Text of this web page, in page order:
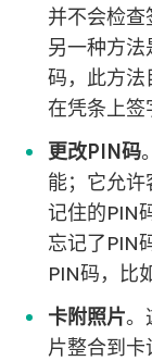
并不会检查
另一种方
码，此方法
在凭条上签
更改PIN码
能；它允
记住的PIN
忘记了PIN
PIN码，比
卡附照片。
片整合到卡